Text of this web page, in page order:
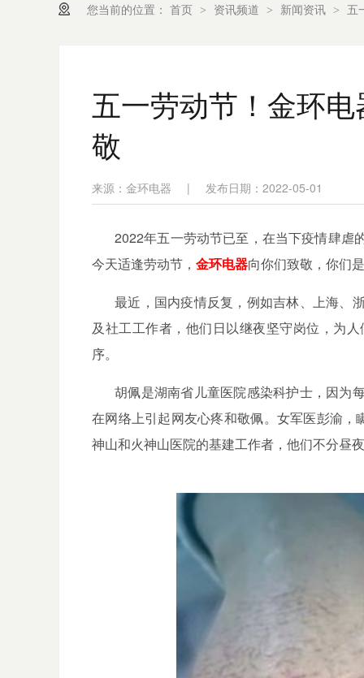
您当前的位置： 首页 > 资讯频道 > 新闻资讯 > 五
五一劳动节！金环
敬
来源：金环电器 | 发布日期：2022-05-01
2022年五一劳动节已至，在当下疫情肆虐
今天适逢劳动节， 金环电器向你们致敬，你们
最近，国内疫情反复，例如吉林、上海、
及社工工作者，他们日以继夜坚守岗位，为
序。
胡佩是湖南省儿童医院感染科护士，因为
在网络上引起网友心疼和敬佩。女军医彭渝，
神山和火神山医院的基建工作者，他们不分昼夜